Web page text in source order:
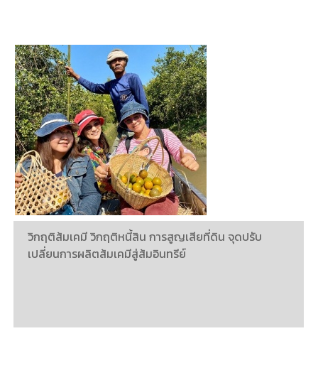
วิกฤติส้มเคมี วิกฤติหนี้สิน การสูญเสียที่ดิน จุดปรับ
เปลี่ยนการผลิตส้มเคมีสู่ส้มอินทรีย์